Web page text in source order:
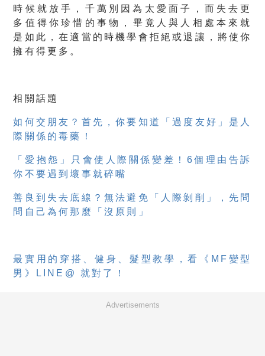
時候就放手， 千萬別因為太愛面子 ，而 失去更
多值得你珍惜的事物
，畢竟人與人相處本來就
是如此，在適當的時機學會拒絕或退讓，將使你
擁有得更多。
相關話題
如何交朋友？首先，你要知道「過度友好」是人
際關係的毒藥！
「愛抱怨」只會使人際關係變差！6個理由告訴
你不要遇到壞事就碎嘴
善良到失去底線？無法避免「人際剝削」，先問
問自己為何那麼「沒原則」
最實用的穿搭、健身、髮型教學，看《MF變型
男》LINE@ 就對了！
Advertisements